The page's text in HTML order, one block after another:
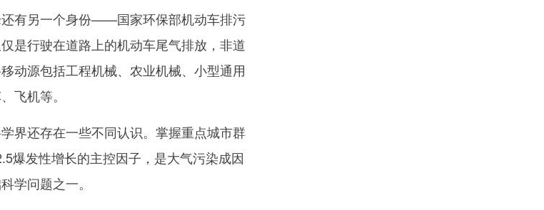
有另一个身份——国家环保部机动车排污
是行驶在道路上的机动车尾气排放，非道
动源包括工程机械、农业机械、小型通用
飞机等。
还存在一些不同认识。掌握重点城市群
爆发性增长的主控因子，是大气污染成因
学问题之一。